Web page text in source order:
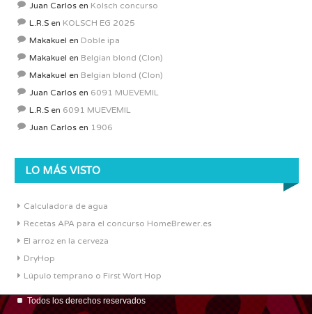
Juan Carlos en Kolsch concurso
L.R.S en KOLSCH EG 2025
Makakuel en Doble ipa
Makakuel en Belgian blond (Clon)
Makakuel en Belgian blond (Clon)
Juan Carlos en 6091 MUEVEMIL
L.R.S en 6091 MUEVEMIL
Juan Carlos en 1906
LO MÁS VISTO
Calculadora de agua
Recetas APA para el concurso HomeBrewer.es
El arroz en la cerveza
DryHop
Lúpulo temprano o First Wort Hop
Todos los derechos reservados